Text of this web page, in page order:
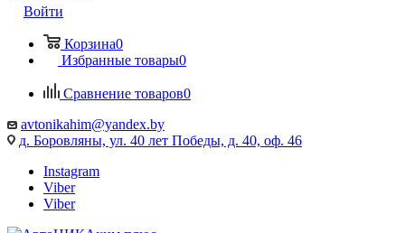
Войти
Корзина0
Избранные товары0
Сравнение товаров0
avtonikahim@yandex.by
д. Боровляны, ул. 40 лет Победы, д. 40, оф. 46
Instagram
Viber
Viber